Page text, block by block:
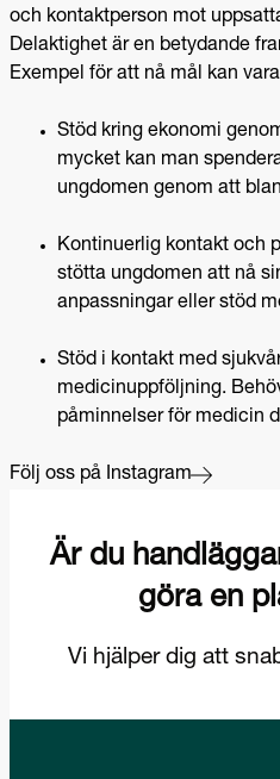
och kontaktperson mot
Delaktighet är en betydande
Exempel för att nå mål kan
Stöd kring ekonomi
mycket kan man
ungdomen genom att
Kontinuerlig kontakt och
stötta ungdomen att nå
anpassningar eller stöd
Stöd i kontakt med
medicinuppföljning.
påminnelser för medicin
Följ oss på Instagram